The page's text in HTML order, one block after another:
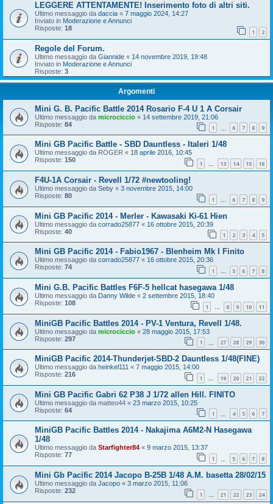
LEGGERE ATTENTAMENTE! Inserimento foto di altri siti.
Ultimo messaggio da daccia « 7 maggio 2024, 14:27
Inviato in Moderazione e Annunci
Risposte: 18 1 2
Regole del Forum.
Ultimo messaggio da Giannide « 14 novembre 2019, 19:48
Inviato in Moderazione e Annunci
Risposte: 3
Argomenti
Mini G. B. Pacific Battle 2014 Rosario F-4 U 1 A Corsair
Ultimo messaggio da microciccio « 14 settembre 2019, 21:06
Risposte: 84 1 6 7 8 9
Mini GB Pacific Battle - SBD Dauntless - Italeri 1/48
Ultimo messaggio da ROGER « 18 aprile 2016, 10:45
Risposte: 150 1 … 13 14 15 16
F4U-1A Corsair - Revell 1/72 #newtooling!
Ultimo messaggio da Seby « 3 novembre 2015, 14:00
Risposte: 80 1 … 6 7 8 9
Mini GB Pacific 2014 - Merler - Kawasaki Ki-61 Hien
Ultimo messaggio da corrado25877 « 16 ottobre 2015, 20:39
Risposte: 40 1 2 3 4 5
Mini GB Pacific 2014 - Fabio1967 - Blenheim Mk I Finito
Ultimo messaggio da corrado25877 « 16 ottobre 2015, 20:36
Risposte: 74 1 … 5 6 7 8
Mini G.B. Pacific Battles F6F-5 hellcat hasegawa 1/48
Ultimo messaggio da Danny Wilde « 2 settembre 2015, 18:40
Risposte: 108 1 … 8 9 10 11
MiniGB Pacific Battles 2014 - PV-1 Ventura, Revell 1/48.
Ultimo messaggio da microciccio « 28 maggio 2015, 17:53
Risposte: 297 1 27 28 29 30
MiniGB Pacific 2014-Thunderjet-SBD-2 Dauntless 1/48(FINE)
Ultimo messaggio da heinkel111 « 7 maggio 2015, 14:00
Risposte: 216 1 … 19 20 21 22
Mini GB Pacific Gabri 62 P38 J 1/72 allen Hill. FINITO
Ultimo messaggio da matteo44 « 23 marzo 2015, 10:25
Risposte: 64 1 4 5 6 7
MiniGB Pacific Battles 2014 - Nakajima A6M2-N Hasegawa
1/48
Ultimo messaggio da Starfighter84 « 9 marzo 2015, 13:37
Risposte: 77 1 5 6 7 8
Mini Gb Pacific 2014 Jacopo B-25B 1/48 A.M. basetta 28/02/15
Ultimo messaggio da Jacopo « 3 marzo 2015, 11:06
Risposte: 232 1 … 21 22 23 24